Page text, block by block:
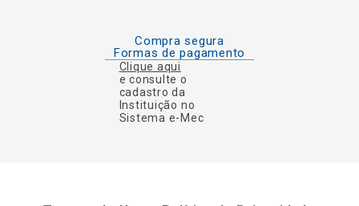
Compra segura
Formas de pagamento
Clique aqui
e consulte o
cadastro da
Instituição no
Sistema e-Mec